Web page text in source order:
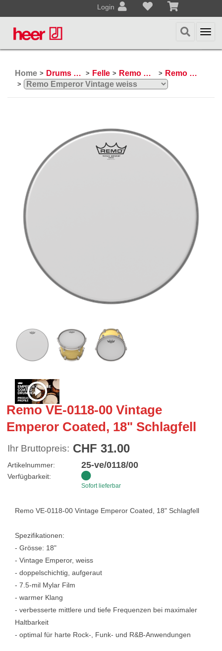
Login
Home > Drums & Percussion > Felle > Remo Schlagzeugfelle > Remo Emperor
>
Remo VE-0118-00 Vintage
Emperor Coated, 18" Schlagfell
Ihr Bruttopreis: CHF 31.00
Artikelnummer: 25-ve/0118/00
Verfügbarkeit:
Sofort lieferbar
Remo VE-0118-00 Vintage Emperor Coated, 18" Schlagfell
Spezifikationen:
- Grösse: 18"
- Vintage Emperor, weiss
- doppelschichtig, aufgeraut
- 7.5-mil Mylar Film
- warmer Klang
- verbesserte mittlere und tiefe Frequenzen bei maximaler
Haltbarkeit
- optimal für harte Rock-, Funk- und R&B-Anwendungen